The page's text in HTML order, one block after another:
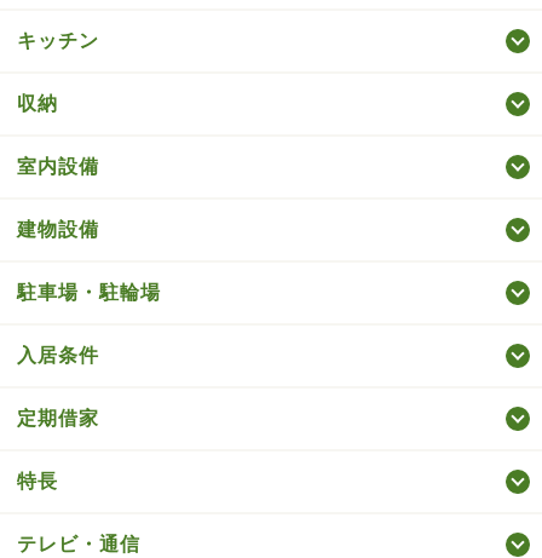
キッチン
収納
室内設備
建物設備
駐車場・駐輪場
入居条件
定期借家
特長
テレビ・通信